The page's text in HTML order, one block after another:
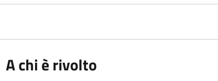
A chi è rivolto